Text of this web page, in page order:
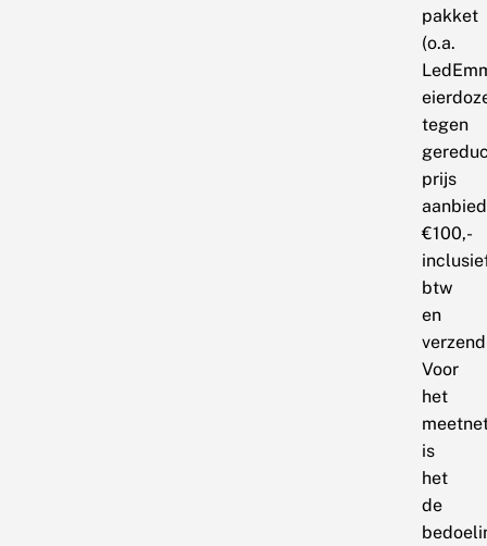
pakket
(o.a.
tegen
prijs
€100,-
btw
en
Voor
het
is
het
de